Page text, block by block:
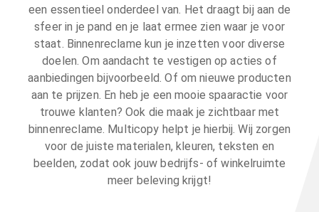
een essentieel onderdeel van. Het draagt bij aan de
sfeer in je pand en je laat ermee zien waar je voor
staat. Binnenreclame kun je inzetten voor diverse
doelen. Om aandacht te vestigen op acties of
aanbiedingen bijvoorbeeld. Of om nieuwe producten
aan te prijzen. En heb je een mooie spaaractie voor
trouwe klanten? Ook die maak je zichtbaar met
binnenreclame. Multicopy helpt je hierbij. Wij zorgen
voor de juiste materialen, kleuren, teksten en
beelden, zodat ook jouw bedrijfs- of winkelruimte
meer beleving krijgt!